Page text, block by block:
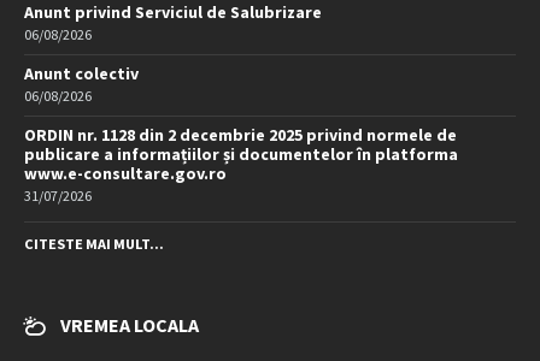
Anunt privind Serviciul de Salubrizare
06/08/2026
Anunt colectiv
06/08/2026
ORDIN nr. 1128 din 2 decembrie 2025 privind normele de
publicare a informațiilor și documentelor în platforma
www.e-consultare.gov.ro
31/07/2026
CITESTE MAI MULT...
VREMEA LOCALA